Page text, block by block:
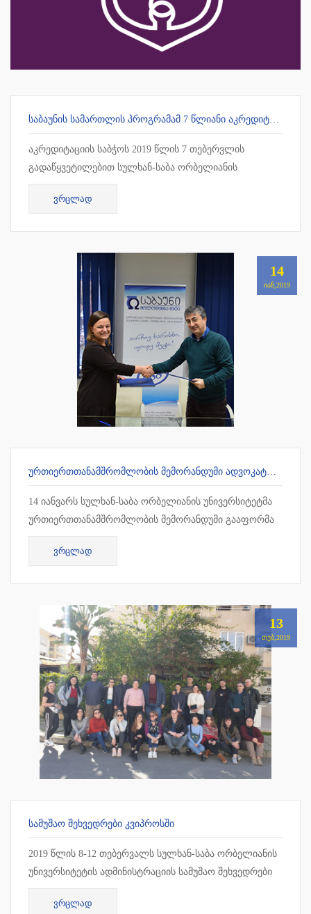
ᲡᲐᲑᲐᲣᲜᲘᲡ ᲡᲐᲛᲐᲠᲗᲚᲘᲡ ᲞᲠᲝᲒᲠᲐᲛᲐᲛ 7 ᲬᲚᲘᲐᲜᲘ ᲐᲙᲠᲔᲓᲘᲢᲐᲪᲘᲐ ᲛᲘᲘᲦᲝ
აკრედიტაციის საბჭოს 2019 წლის 7 თებერვლის
გადაწყვეტილებით სულხან-საბა ორბელიანის
უნივერსიტეტის სამართლის სამაგისტრო პროგრამამ 7
წლიანი უპირობო აკრედიტაცია მიიღო !!!
ᲕᲠᲪᲚᲐᲓ
14
ᲘᲐᲜ,2019
ᲣᲠᲗᲘᲔᲠᲗᲗᲐᲜᲐᲛᲨᲠᲝᲛᲚᲝᲑᲘᲡ ᲛᲔᲛᲝᲠᲐᲜᲓᲣᲛᲘ ᲐᲓᲕᲝᲙᲐᲢᲗᲐ ᲡᲐᲙᲕᲐᲚᲘᲤᲘᲙᲐᲪᲘᲝ ᲒᲐᲛᲝᲪᲓᲔᲑᲘᲡ ᲛᲝᲡᲐᲛᲖᲐᲓᲔᲑᲔᲚ ᲪᲔᲜᲢᲠᲗᲐᲜ
14 იანვარს სულხან-საბა ორბელიანის უნივერსიტეტმა
ურთიერთთანამშრომლობის მემორანდუმი გააფორმა
ადვოკატთა საკვალიფიკაციო გამოცდების
მოსამზადებელ ცენტრთან. თანამშრ...
ᲕᲠᲪᲚᲐᲓ
13
ᲗᲔᲑ,2019
ᲡᲐᲛᲣᲨᲐᲝ ᲨᲔᲮᲕᲔᲓᲠᲔᲑᲘ ᲙᲕᲘᲞᲠᲝᲡᲨᲘ
2019 წლის 8-12 თებერვალს სულხან-საბა ორბელიანის
უნივერსიტეტის ადმინისტრაციის სამუშაო შეხვედრები
ჩატარდა კვიპროსში, ლარნაკაში. სამუშაო შეხვედრის
ფარგლებ...
ᲕᲠᲪᲚᲐᲓ